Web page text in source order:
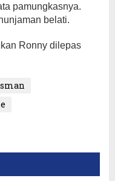
pamungkasnya.
belati.
Ronny dilepas